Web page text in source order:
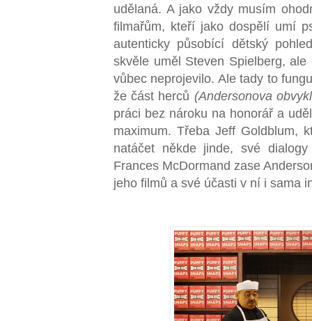
udělaná. A jako vždy musím
filmařům, kteří jako dospělí umí
autenticky působící dětský
skvěle uměl Steven Spielberg,
vůbec neprojevilo. Ale tady to
že část herců (Andersonova
práci bez nároku na honorář a
maximum. Třeba Jeff Goldblum,
natáčet někde jinde, své
Frances McDormand zase
jeho filmů a své účasti v ní i sama